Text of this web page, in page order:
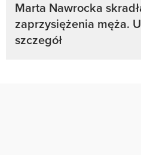
Marta Nawrocka
zaprzysiężenia męża.
szczegół